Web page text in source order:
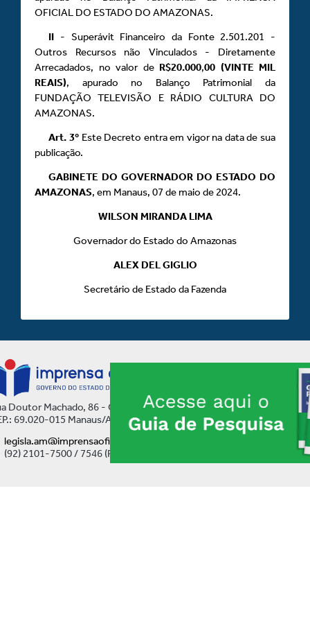
OFICIAL DO ESTADO DO AMAZONAS.
II - Superávit Financeiro da Fonte 2.501.201 -
Outros Recursos não Vinculados - Diretamente
Arrecadados, no valor de R$20.000,00 (VINTE MIL
REAIS), apurado no Balanço Patrimonial da
FUNDAÇÃO TELEVISÃO E RÁDIO CULTURA DO
AMAZONAS.
Art. 3ºEste Decreto entra em vigor na data de sua
publicação.
GABINETE DO GOVERNADOR DO ESTADO DO
AMAZONAS, em Manaus, 07 de maio de 2024.
WILSON MIRANDA LIMA
Governador do Estado do Amazonas
ALEX DEL GIGLIO
Secretário de Estado da Fazenda
Doutor Machado, 86 - Centro
69.020-015 Manaus/AM
legisla.am@imprensaoficial.am.gov.br
(92) 2101-7500 / 7546 (Ramal)